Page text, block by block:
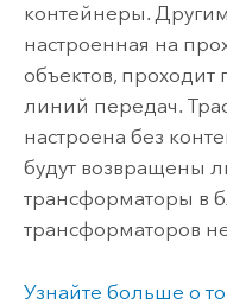
контейнеры.
настроенная на
объектов,
линий передач.
настроена без
будут возвращены
трансформаторы в
трансформаторов
Узнайте больше о